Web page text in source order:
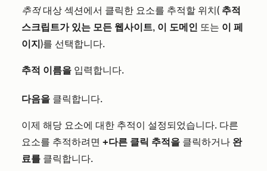
추적대상 섹션에서 클릭한 요소를 추적할 위치( 추적
스크립트가 있는 모든 웹사이트, 이 도메인 또는 이 페
이지)를 선택합니다.
추적 이름을 입력합니다.
다음을 클릭합니다.
이제 해당 요소에 대한 추적이 설정되었습니다. 다른
요소를 추적하려면 +다른 클릭 추적을 클릭하거나 완
료를 클릭합니다.